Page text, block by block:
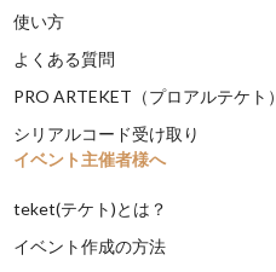
使い方
よくある質問
PRO ARTEKET（プロアルテケト）
シリアルコード受け取り
イベント主催者様へ
teket(テケト)とは？
イベント作成の方法